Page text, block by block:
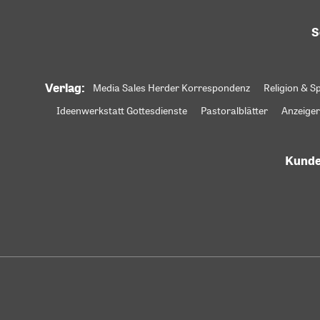
Verlag: Media Sales Herder Korrespondenz Religion &
Ideenwerkstatt Gottesdienste
Pastoralblätter